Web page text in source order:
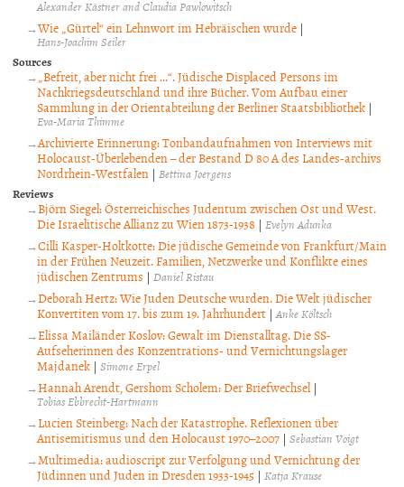
Alexander Kästner and Claudia Pawlowitsch
Wie „Gürtel“ ein Lehnwort im Hebräischen wurde |
Hans-Joachim Seiler
Sources
„Befreit, aber nicht frei …“. Jüdische Displaced Persons im
Nachkriegsdeutschland und ihre Bücher. Vom Aufbau einer
Sammlung in der Orientabteilung der Berliner Staatsbibliothek |
Eva-Maria Thimme
Archivierte Erinnerung: Tonbandaufnahmen von Interviews mit
Holocaust-Überlebenden – der Bestand D 80 A des Landes-archivs
Nordrhein-Westfalen | Bettina Joergens
Reviews
Björn Siegel: Österreichisches Judentum zwischen Ost und West.
Die Israelitische Allianz zu Wien 1873-1938 | Evelyn Adunka
Cilli Kasper-Holtkotte: Die jüdische Gemeinde von Frankfurt/Main
in der Frühen Neuzeit. Familien, Netzwerke und Konflikte eines
jüdischen Zentrums | Daniel Ristau
Deborah Hertz: Wie Juden Deutsche wurden. Die Welt jüdischer
Konvertiten vom 17. bis zum 19. Jahrhundert |Anke Költsch
Elissa Mailänder Koslov: Gewalt im Dienstalltag. Die SS-
Aufseherinnen des Konzentrations- und Vernichtungslager
Majdanek | Simone Erpel
Hannah Arendt, Gershom Scholem: Der Briefwechsel|
Tobias Ebbrecht-Hartmann
Lucien Steinberg: Nach der Katastrophe. Reflexionen über
Antisemitismus und den Holocaust 1970–2007 | Sebastian Voigt
Multimedia: audioscript zur Verfolgung und Vernichtung der
Jüdinnen und Juden in Dresden 1933-1945 | Katja Krause